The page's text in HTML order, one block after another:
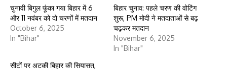
चुनावी बिगुल फूंका गया बिहार में 6
और 11 नवंबर को दो चरणों में मतदान
October 6, 2025
In "Bihar"
बिहार चुनाव: पहले चरण की वोटिंग
शुरू, PM मोदी ने मतदाताओं से बढ़
चढ़कर मतदान
November 6, 2025
In "Bihar"
सीटों पर अटकी बिहार की सियासत,